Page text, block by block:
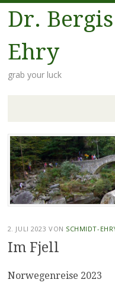
Dr.
Ehry
grab your luck
Zum
Inhalt
springen
2. JULI 2023 VON SCHMIDT-
Im Fjell
Norwegenreise 2023